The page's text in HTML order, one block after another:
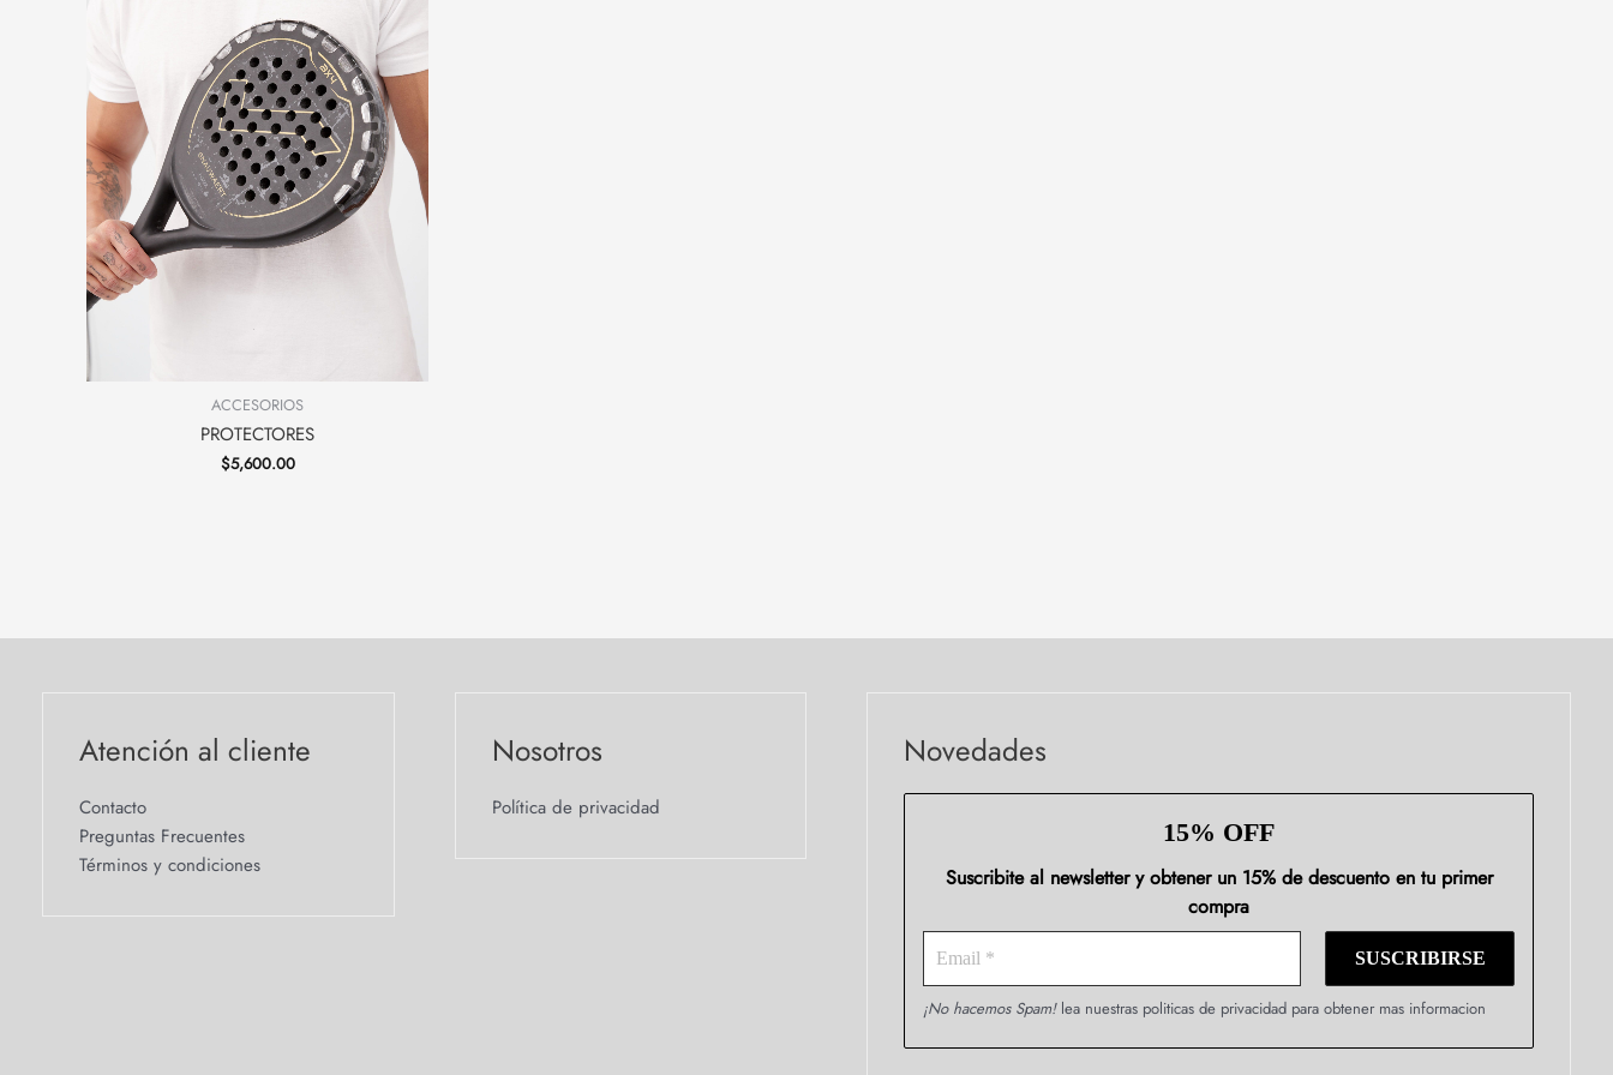
ACCESORIOS
PROTECTORES
$5,600.00
Atención al cliente
Contacto
Preguntas Frecuentes
Términos y condiciones
Nosotros
Política de privacidad
Novedades
15% OFF
Suscribite al newsletter y obtener un 15% de descuento en tu primer
compra
¡No hacemos Spam!lea nuestras politicas de privacidad para obtener mas informacion